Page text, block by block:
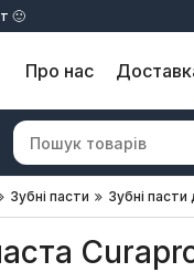
🙂
Про нас
Зубні пасти Зубні